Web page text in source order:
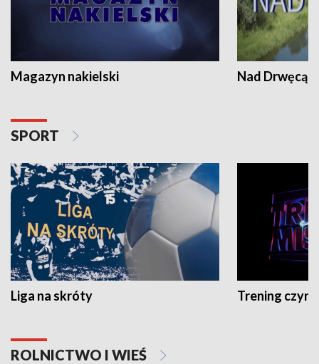
Magazyn nakielski Nad Drwęcą
SPORT
Liga na skróty Trening czyni
ROLNICTWO I WIEŚ